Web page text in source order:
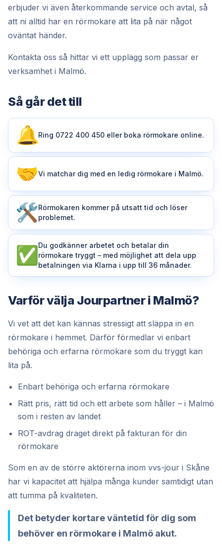
erbjuder vi även återkommande service och avtal, så
att ni alltid har en rörmokare att lita på när något
oväntat händer.
Kontakta oss så hittar vi ett upplägg som passar er
verksamhet i Malmö.
Så går det till
Ring 0722 400 450 eller boka rörmokare online.
Vi matchar dig med en ledig rörmokare i Malmö.
Rörmokaren kommer på utsatt tid och löser
problemet.
Du godkänner arbetet och betalar din
rörmokare tryggt – med möjlighet att dela upp
betalningen via Klarna i upp till 36 månader.
Varför välja Jourpartner i Malmö?
Vi vet att det kan kännas stressigt att släppa in en
rörmokare i hemmet. Därför förmedlar vi enbart
behöriga och erfarna rörmokare som du tryggt kan
lita på.
Enbart behöriga och erfarna rörmokare
Rätt pris, rätt tid och ett arbete som håller – i Malmö
som i resten av landet
ROT-avdrag draget direkt på fakturan för din
rörmokare
Som en av de större aktörerna inom vvs-jour i Skåne
har vi kapacitet att hjälpa många kunder samtidigt utan
att tumma på kvaliteten.
Det betyder kortare väntetid för dig som
behöver en rörmokare i Malmö akut.